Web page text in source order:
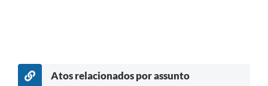
Atos relacionados por assunto